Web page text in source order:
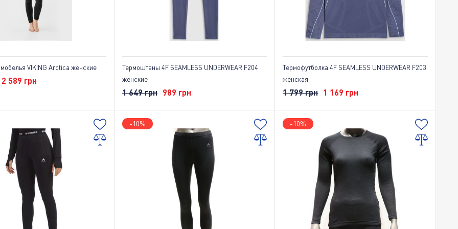
VIKING Arctica женские
2 589 грн
Термоштаны 4F SEAMLESS UNDERWEAR F204
женские
1 649 грн 989 грн
Термофутболка 4F SEAMLESS UNDERWEAR F203
женская
1 799 грн 1 169 грн
-10% -10%